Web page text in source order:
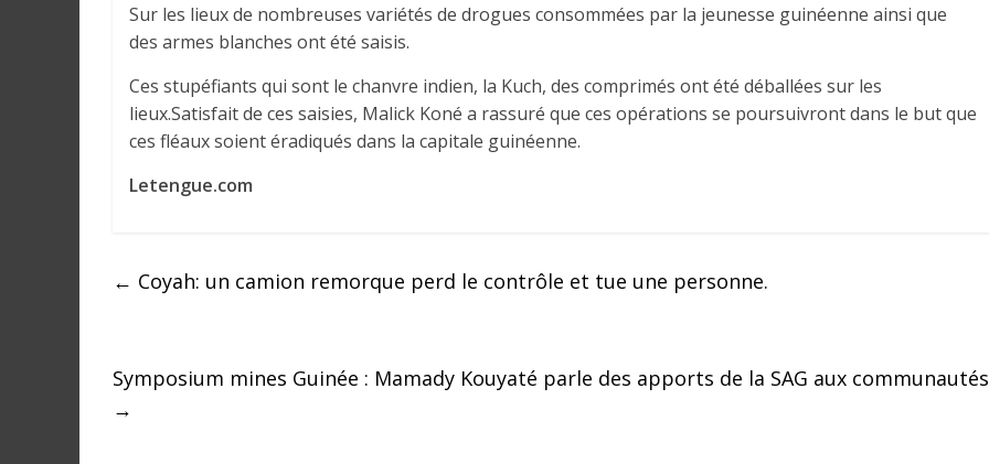
l
Sur les lieux de nombreuses variétés de drogues consommées par la jeunesse guinéenne ainsi que
des armes blanches ont été saisis.
Ces stupéfiants qui sont le chanvre indien, la Kuch, des comprimés ont été déballées sur les
lieux.Satisfait de ces saisies, Malick Koné a rassuré que ces opérations se poursuivront dans le but que
ces fléaux soient éradiqués dans la capitale guinéenne.
Letengue.com
← Coyah: un camion remorque perd le contrôle et tue une personne.
Symposium mines Guinée : Mamady Kouyaté parle des apports de la SAG aux communautés
→